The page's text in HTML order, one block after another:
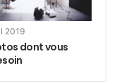
2019
dont vous